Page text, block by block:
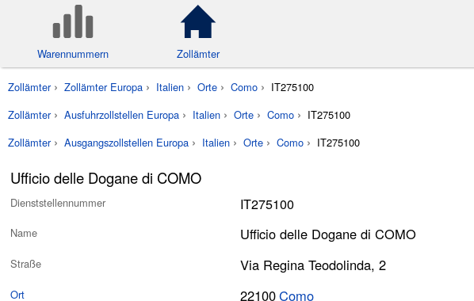
Warennummern Zollämter
Zollämter Zollämter Europa Italien Orte Como
IT275100
Zollämter
Ausfuhrzollstellen Europa Italien Orte Como
IT275100
Zollämter
Ausgangszollstellen Europa Italien Orte Como IT275100
Ufficio delle Dogane di COMO
Dienststellennummer IT275100
Name Ufficio delle Dogane di COMO
Straße Via Regina Teodolinda, 2
Ort 22100Como